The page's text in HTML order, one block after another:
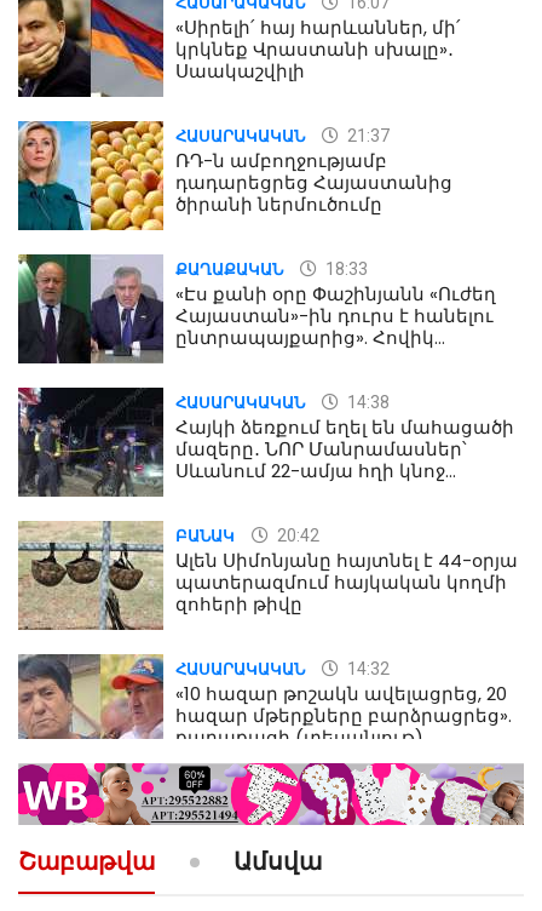
«Սիրելի՛ հայ հարևաններ, մի՛
կրկնեք Վրաստանի սխալը»․
Սաակաշվիլի
ՀԱՍԱՐԱԿԱԿԱՆ 21:37
ՌԴ-ն ամբողջությամբ
դադարեցրեց Հայաստանից
ծիրանի ներմուծումը
ՔԱՂԱՔԱԿԱՆ 18:33
«Էս քանի օրը Փաշինյանն «Ուժեղ
Հայաստան»-ին դուրս է հանելու
ընտրապայքարից». Հովիկ
ՀԱՍԱՐԱԿԱԿԱՆ 14:38
Հայկի ձեռքում եղել են մահացածի
մազերը․ ՆՈՐ Մանրամասներ՝
Սևանում 22-ամյա հղի կնոջ
ԲԱՆԱԿ 20:42
Ալեն Սիմոնյանը հայտնել է 44-օրյա
պատերազմում հայկական կողմի
զոհերի թիվը
ՀԱՍԱՐԱԿԱԿԱՆ 14:32
«10 հազար թոշակն ավելացրեց, 20
հազար մթերքները բարձրացրեց».
քաղաքացի (տեսանյութ)
ՔԱՂԱՔԱԿԱՆ 10:52
«Լեզվիդ տալու փոխարեն
արտաբերիր այս երկու
նախադասությունը»․ Իշխան
Շաբաթվա Ամսվա